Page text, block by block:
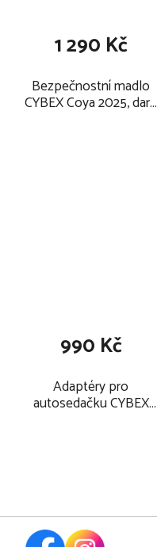
Bezpečnostní madlo
CYBEX Coya 2025, dark
1 290 Kč
Adaptéry pro
autosedačku CYBEX
990 Kč